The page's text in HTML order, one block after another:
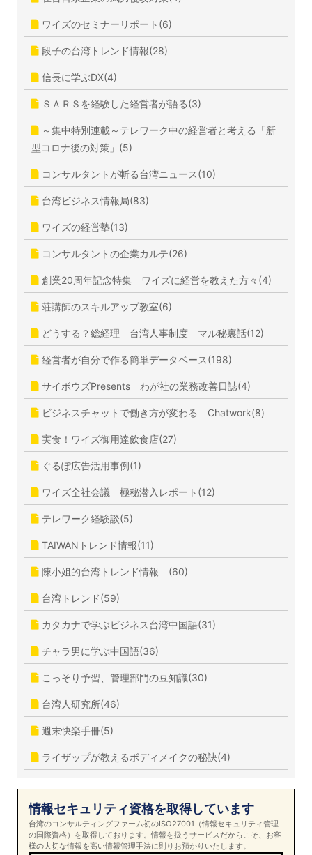
ワイズのセミナーリポート(6)
段子の台湾トレンド情報(28)
信長に学ぶDX(4)
ＳＡＲＳを経験した経営者が語る(3)
～集中特別連載～テレワーク中の経営者と考える「新
型コロナ後の対策」(5)
コンサルタントが斬る台湾ニュース(10)
台湾ビジネス情報局(83)
ワイズの経営塾(13)
コンサルタントの企業カルテ(26)
創業20周年記念特集 ワイズに経営を教えた方々(4)
荘講師のスキルアップ教室(6)
どうする？総経理 台湾人事制度 マル秘裏話(12)
経営者が自分で作る簡単データベース(198)
サイボウズPresents わが社の業務改善日誌(4)
ビジネスチャットで働き方が変わる Chatwork(8)
実食！ワイズ御用達飲食店(27)
ぐるぽ広告活用事例(1)
ワイズ全社会議 極秘潜入レポート(12)
テレワーク経験談(5)
TAIWANトレンド情報(11)
陳小姐的台湾トレンド情報 (60)
台湾トレンド(59)
カタカナで学ぶビジネス台湾中国語(31)
チャラ男に学ぶ中国語(36)
こっそり予習、管理部門の豆知識(30)
台湾人研究所(46)
週末快楽手冊(5)
ライザップが教えるボディメイクの秘訣(4)
情報セキュリティ資格を取得しています
台湾のコンサルティングファーム初のISO27001（情報セキュリティ管理
の国際資格）を取得しております。情報を扱うサービスだからこそ、お客
様の大切な情報を高い情報管理手法に則りお預かりいたします。